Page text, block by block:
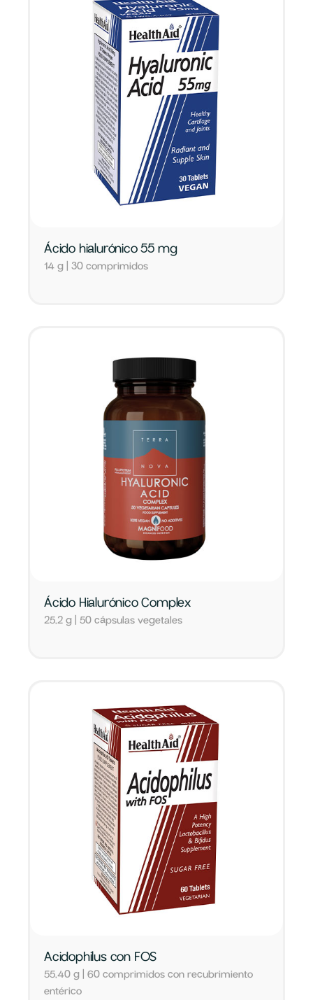
Ácido hialurónico 55 mg
14 g | 30 comprimidos
Ácido Hialurónico Complex
25,2 g | 50 cápsulas vegetales
Acidophilus con FOS
55,40 g | 60 comprimidos con recubrimiento
entérico